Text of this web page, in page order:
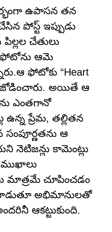
ఉపాసన తన
ఇప్పుడు
చేతులు
ఫోటోను ఆమె
ఫోటోకు “Heart
జోడించారు. అయితే ఆ
ఎంతగానో
ఉన్న ప్రేమ, తల్లితన
ఆ
నెటిజన్లు కామెంట్లు
ముఖాలు
మాత్రమే చూపించడం
అభిమానులతో
ఆకట్టుకుంది.